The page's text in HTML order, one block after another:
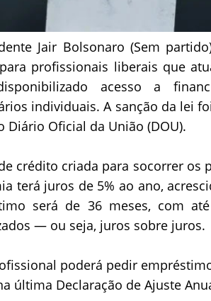
Jair Bolsonaro (Sem
profissionais liberais que
acesso a
individuais. A sanção da lei
Diário Oficial da União (DOU).
crédito criada para socorrer os
terá juros de 5% ao ano,
será de 36 meses, com
— ou seja, juros sobre juros.
poderá pedir
última Declaração de Ajuste